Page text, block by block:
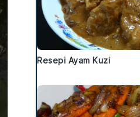
Resepi Ayam Kuzi